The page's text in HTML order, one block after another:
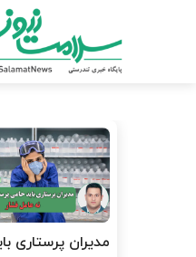
مدیران پرستاری